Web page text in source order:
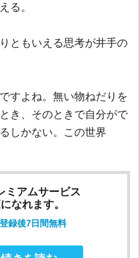
る。
ともいえる思考が井手の
すよね。無い物ねだりを
き、そのときで自分がで
しかない。この世界
ミアムサービス
なれます。
録後7日間無料